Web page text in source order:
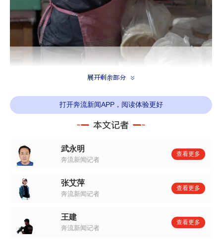
3点半，绝大多数人还在熟睡中，58岁的李智
平和老伴已经起床，简单洗漱后推门下楼，开着电
烙饼坊位于东湾村的一处民房一楼，20多平方
展开剩余部分
打开奔流新闻APP，阅读体验更好
武永明
奔流新闻记者
查看更多
张艾萍
奔流新闻记者
查看更多
王建
奔流新闻记者
查看更多